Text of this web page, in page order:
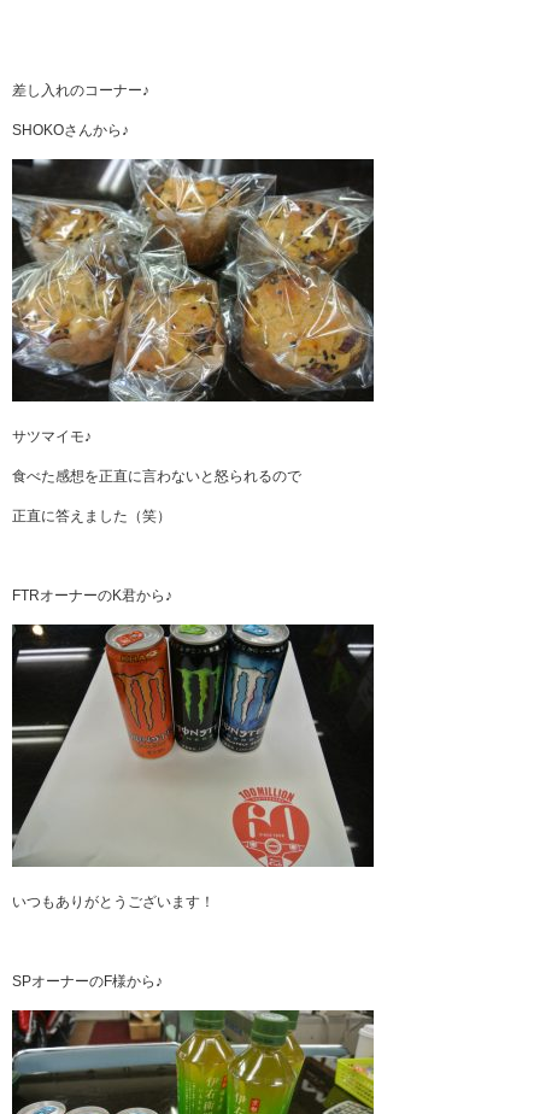
差し入れのコーナー♪
SHOKOさんから♪
サツマイモ♪
食べた感想を正直に言わないと怒られるので
正直に答えました（笑）
FTRオーナーのK君から♪
いつもありがとうございます！
SPオーナーのF様から♪